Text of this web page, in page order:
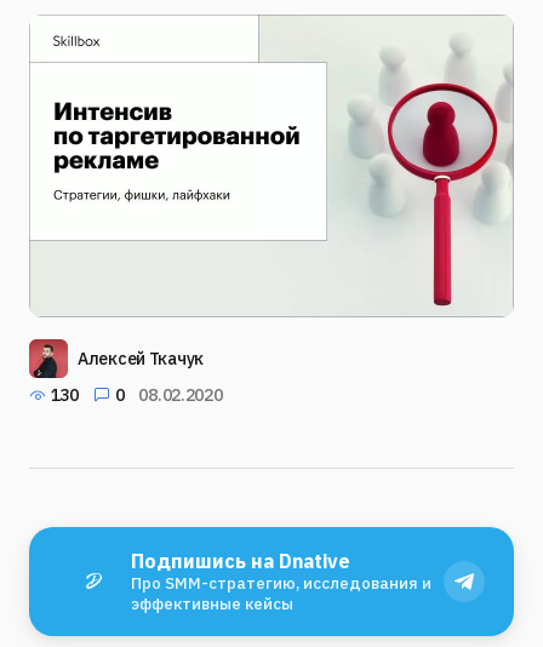
Алексей Ткачук
130
0 08.02.2020
Подпишись на Dnative
Про SMM-стратегию, исследования и
эффективные кейсы